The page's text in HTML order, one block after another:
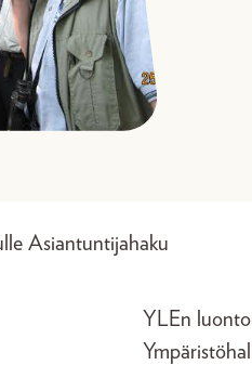
Asiantuntijahaku
YLEn